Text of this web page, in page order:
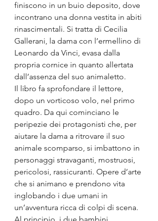
finiscono in un buio deposito, dove
incontrano una donna vestita in abiti
rinascimentali. Si tratta di Cecilia
Gallerani, la dama con l’ermellino di
Leonardo da Vinci, evasa dalla
propria cornice in quanto allertata
dall’assenza del suo animaletto.
Il libro fa sprofondare il lettore,
dopo un vorticoso volo, nel primo
quadro. Da qui cominciano le
peripezie dei protagonisti che, per
aiutare la dama a ritrovare il suo
animale scomparso, si imbattono in
personaggi stravaganti, mostruosi,
pericolosi, rassicuranti. Opere d’arte
che si animano e prendono vita
inglobando i due umani in
un’avventura ricca di colpi di scena.